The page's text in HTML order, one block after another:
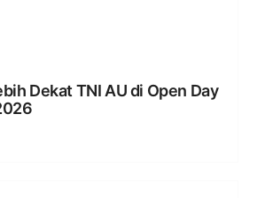
Dekat TNI AU di Open Day